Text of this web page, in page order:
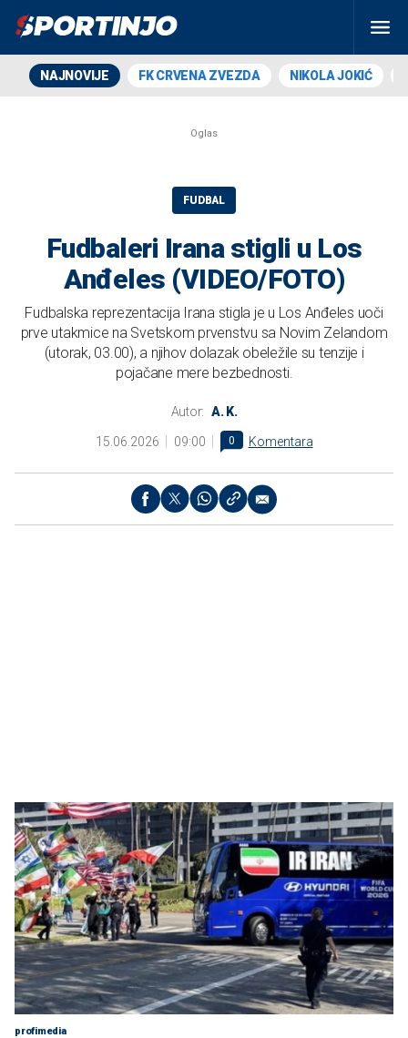
NAJNOVIJE FK CRVENA ZVEZDA NIKOLA JOKIĆ
FUDBAL
Fudbaleri Irana stigli u Los
Anđeles (VIDEO/FOTO)
Fudbalska reprezentacija Irana stigla je u Los Anđeles uoči
prve utakmice na Svetskom prvenstvu sa Novim Zelandom
(utorak, 03.00), a njihov dolazak obeležile su tenzije i
pojačane mere bezbednosti.
Autor: A. K.
15.06.2026 09:00 0 Komentara
profimedia